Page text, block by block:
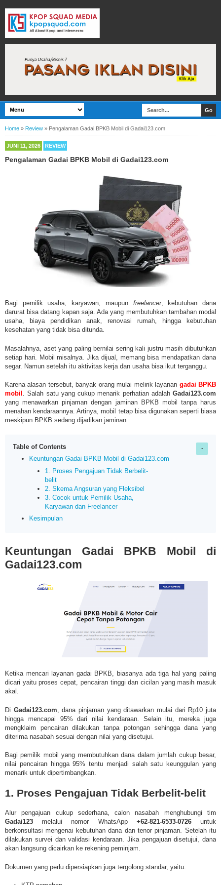
Home » Review » Pengalaman Gadai BPKB Mobil di Gadai123.com
JUNI 11, 2026 REVIEW
Pengalaman Gadai BPKB Mobil di Gadai123.com
Bagi pemilik usaha, karyawan, maupun freelancer, kebutuhan dana
darurat bisa datang kapan saja. Ada yang membutuhkan tambahan modal
usaha, biaya pendidikan anak, renovasi rumah, hingga kebutuhan
kesehatan yang tidak bisa ditunda.
Masalahnya, aset yang paling bernilai sering kali justru masih dibutuhkan
setiap hari. Mobil misalnya. Jika dijual, memang bisa mendapatkan dana
segar. Namun setelah itu aktivitas kerja dan usaha bisa ikut terganggu.
Karena alasan tersebut, banyak orang mulai melirik layanan gadai BPKB
mobil . Salah satu yang cukup menarik perhatian adalah Gadai123.com
yang menawarkan pinjaman dengan jaminan BPKB mobil tanpa harus
menahan kendaraannya. Artinya, mobil tetap bisa digunakan seperti biasa
meskipun BPKB sedang dijadikan jaminan.
Table of Contents
Keuntungan Gadai BPKB Mobil di Gadai123.com
1. Proses Pengajuan Tidak Berbelit-
belit
2. Skema Angsuran yang Fleksibel
3. Cocok untuk Pemilik Usaha,
Karyawan dan Freelancer
Kesimpulan
Keuntungan Gadai BPKB Mobil di
Gadai123.com
Ketika mencari layanan gadai BPKB, biasanya ada tiga hal yang paling
dicari yaitu proses cepat, pencairan tinggi dan cicilan yang masih masuk
akal.
Di Gadai123.com , dana pinjaman yang ditawarkan mulai dari Rp10 juta
hingga mencapai 95% dari nilai kendaraan. Selain itu, mereka juga
mengklaim pencairan dilakukan tanpa potongan sehingga dana yang
diterima nasabah sesuai dengan nilai yang disetujui.
Bagi pemilik mobil yang membutuhkan dana dalam jumlah cukup besar,
nilai pencairan hingga 95% tentu menjadi salah satu keunggulan yang
menarik untuk dipertimbangkan.
1. Proses Pengajuan Tidak Berbelit-belit
Alur pengajuan cukup sederhana,calon nasabah menghubungi tim
Gadai123 melalui nomor WhatsApp +62-821-6533-0726untuk
berkonsultasi mengenai kebutuhan dana dan tenor pinjaman. Setelah itu
dilakukan survei dan validasi kendaraan. Jika pengajuan disetujui, dana
akan langsung dicairkan ke rekening peminjam.
Dokumen yang perlu dipersiapkan juga tergolong standar, yaitu: